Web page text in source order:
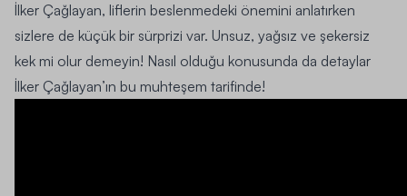
İlker Çağlayan, liflerin beslenmedeki önemini anlatırken
sizlere de küçük bir sürprizi var. Unsuz, yağsız ve şekersiz
kek mi olur demeyin! Nasıl olduğu konusunda da detaylar
İlker Çağlayan’ın bu muhteşem tarifinde!